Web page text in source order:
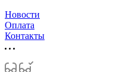
Новости
Оплата
Контакты